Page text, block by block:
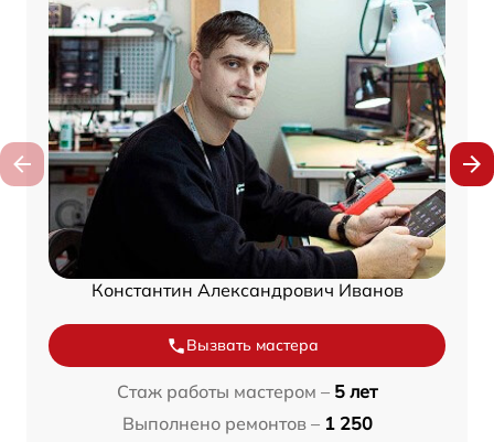
Константин Александрович Иванов
Вызвать мастера
Стаж работы мастером – 5 лет
Выполнено ремонтов – 1 250